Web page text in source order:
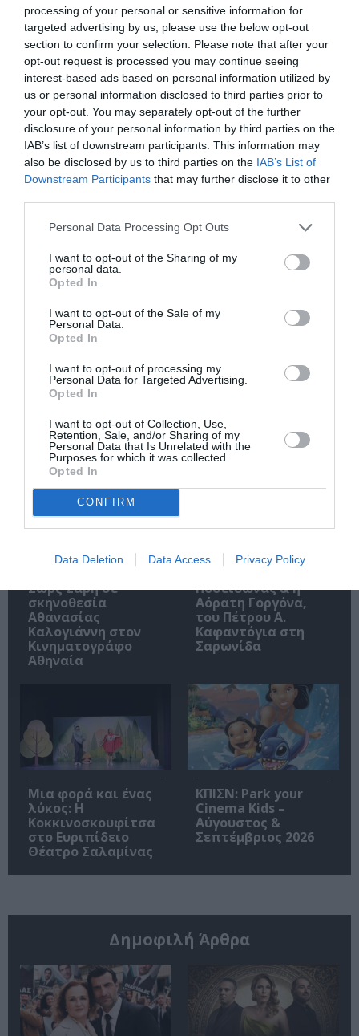
processing of your personal or sensitive information for
targeted advertising by us, please use the below opt-out
section to confirm your selection. Please note that after your
opt-out request is processed you may continue seeing
interest-based ads based on personal information utilized by
us or personal information disclosed to third parties prior to
your opt-out. You may separately opt-out of the further
disclosure of your personal information by third parties on the
IAB’s list of downstream participants. This information may
also be disclosed by us to third parties on the IAB’s List of
Downstream Participants that may further disclose it to other
Personal Data Processing Opt Outs
I want to opt-out of the Sharing of my
personal data.
Opted In
I want to opt-out of the Sale of my
Personal Data.
Opted In
I want to opt-out of processing my
Personal Data for Targeted Advertising.
Opted In
I want to opt-out of Collection, Use,
Retention, Sale, and/or Sharing of my
Personal Data that Is Unrelated with the
Purposes for which it was collected.
Opted In
CONFIRM
Data Deletion Data Access Privacy Policy
Δείτε όλα τατελευταία νέαγια την Τέχνη και τον
Πολιτισμό στοCulturenow.gr
Νέοι Διαγωνισμοί❯
Tags
ΔΡΑΣΤΗΡΙΟΤΗΤΕΣ ΓΙΑ ΠΑΙΔΙΑ
Newsletter
την Τέχνη και τον Πολιτισμό!
Ακολουθήστε το Culturenow.gr
Σχετικά Άρθρα
Τα Στενά
Ζωρζ Σαρή σε
σκηνοθεσία
Αθανασίας
Καλογιάννη στον
Κινηματογράφο
Αθηναία
Παράξενος βυθός –
Ποσειδώνας & η
Αόρατη Γοργόνα,
του Πέτρου Α.
Καφαντόγια στη
Σαρωνίδα
Μια φορά και ένας
λύκος: Η
Κοκκινοσκουφίτσα
στο Ευριπίδειο
Θέατρο Σαλαμίνας
ΚΠΙΣΝ: Park your
Cinema Kids –
Αύγουστος &
Σεπτέμβριος 2026
Δημοφιλή Άρθρα